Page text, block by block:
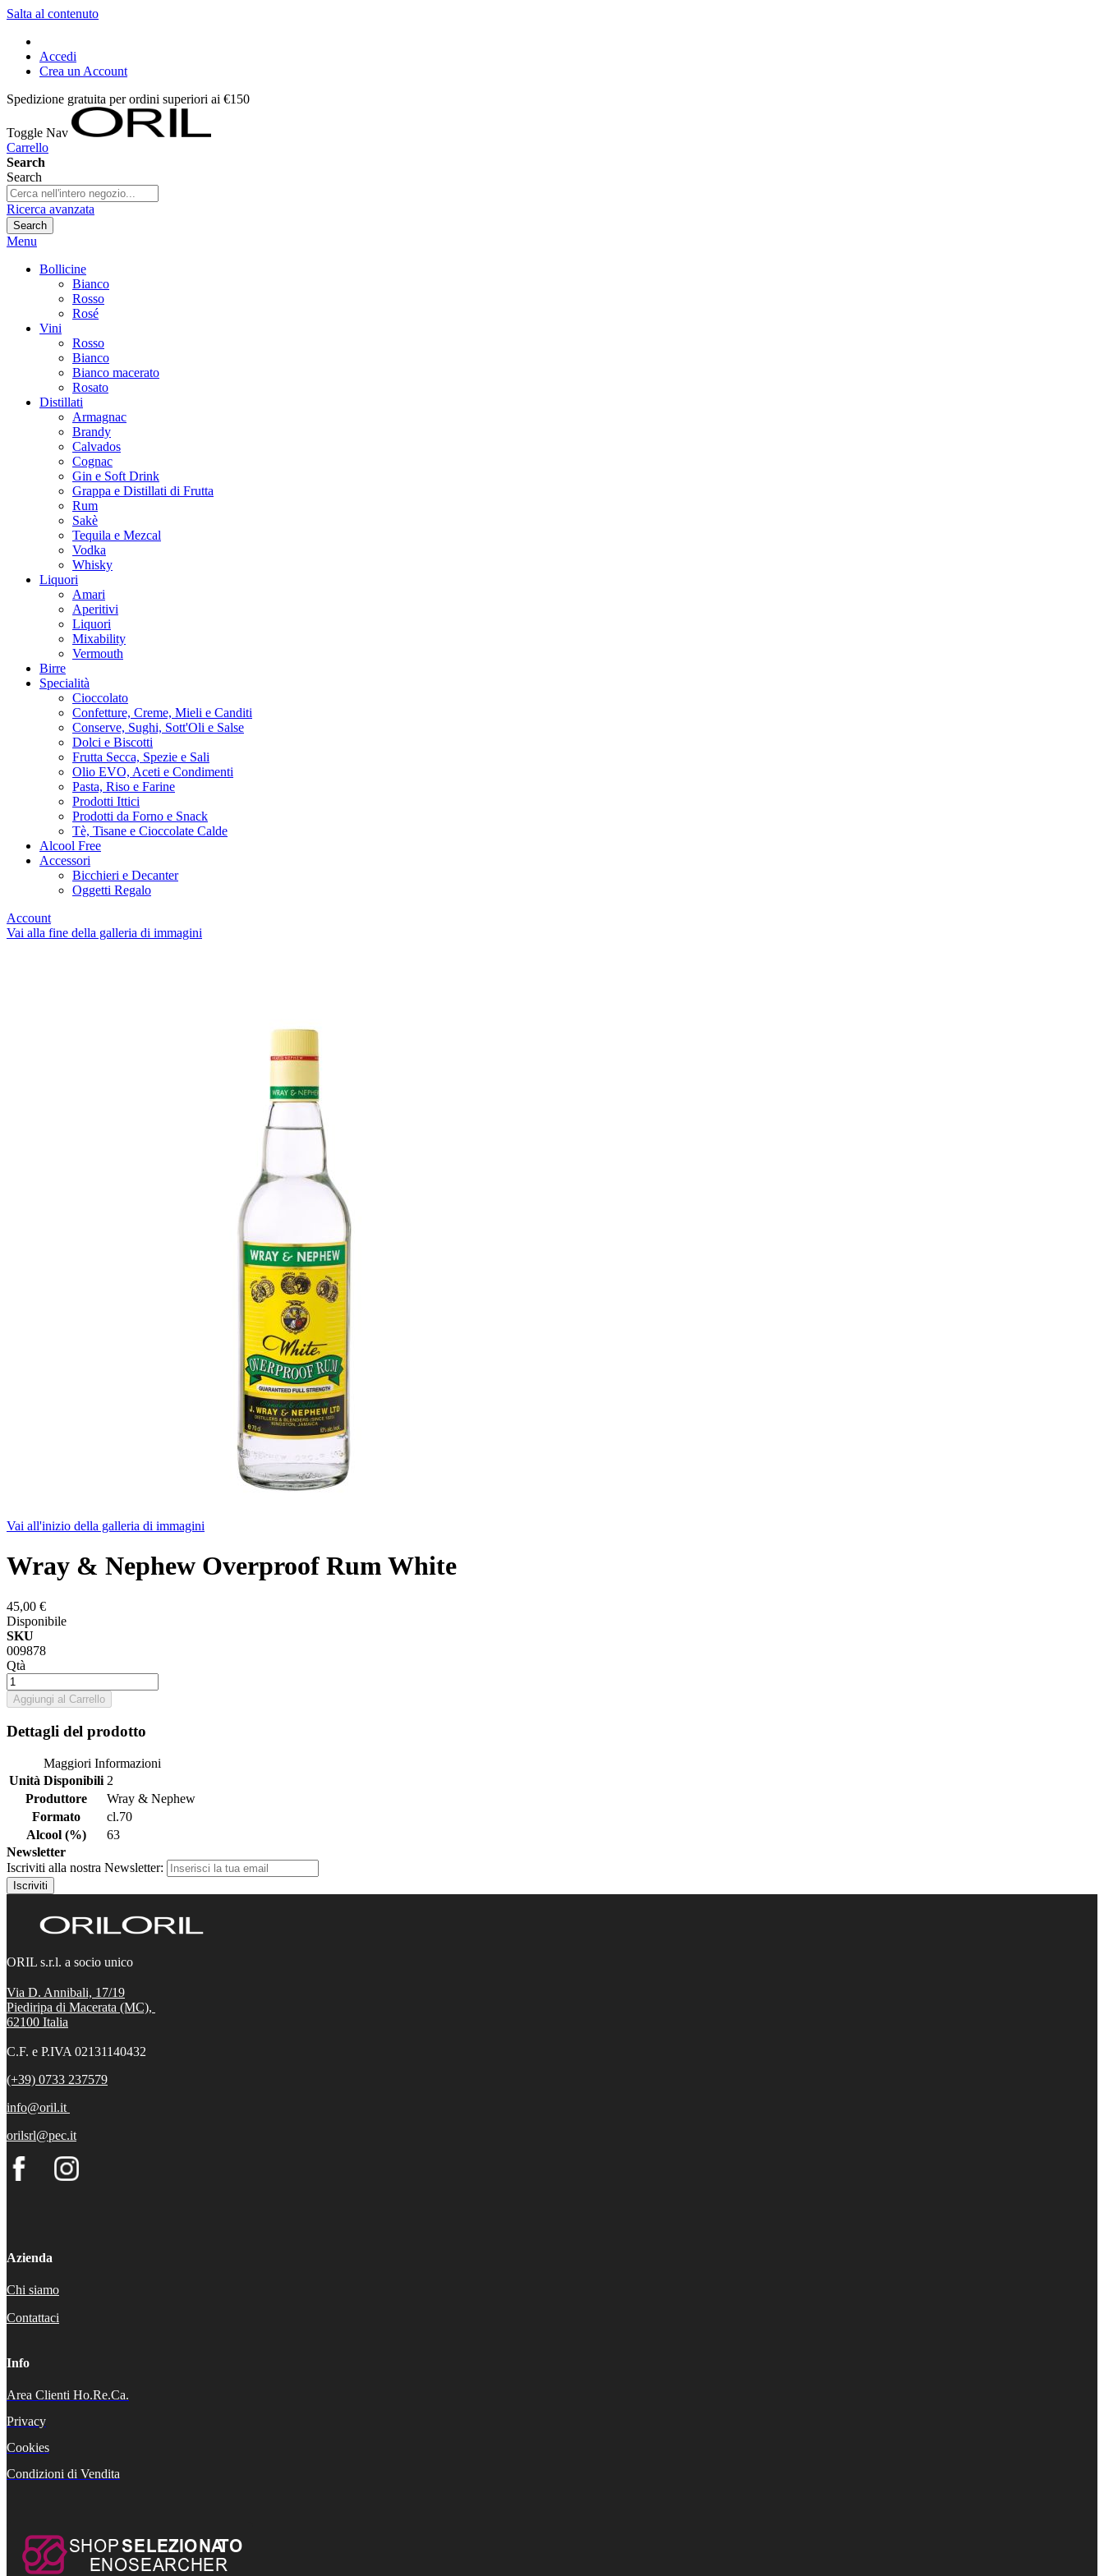
Salta al contenuto
Accedi
Crea un Account
Spedizione gratuita per ordini superiori ai €150
Toggle Nav
Carrello
Search
Search
Ricerca avanzata
Search
Menu
Bollicine
Bianco
Rosso
Rosé
Vini
Rosso
Bianco
Bianco macerato
Rosato
Distillati
Armagnac
Brandy
Calvados
Cognac
Gin e Soft Drink
Grappa e Distillati di Frutta
Rum
Sakè
Tequila e Mezcal
Vodka
Whisky
Liquori
Amari
Aperitivi
Liquori
Mixability
Vermouth
Birre
Specialità
Cioccolato
Confetture, Creme, Mieli e Canditi
Conserve, Sughi, Sott'Oli e Salse
Dolci e Biscotti
Frutta Secca, Spezie e Sali
Olio EVO, Aceti e Condimenti
Pasta, Riso e Farine
Prodotti Ittici
Prodotti da Forno e Snack
Tè, Tisane e Cioccolate Calde
Alcool Free
Accessori
Bicchieri e Decanter
Oggetti Regalo
Account
Vai alla fine della galleria di immagini
Vai all'inizio della galleria di immagini
Wray & Nephew Overproof Rum White
45,00 €
Disponibile
SKU
009878
Qtà
Aggiungi al Carrello
Dettagli del prodotto
Maggiori Informazioni
Unità Disponibili 2
Produttore
Wray & Nephew
Formato
cl.70
Alcool (%)
63
Newsletter
Iscriviti alla nostra Newsletter:
Iscriviti
ORIL s.r.l. a socio unico
Via D. Annibali, 17/19
Piediripa di Macerata (MC),
62100 Italia
C.F. e P.IVA 02131140432
(+39) 0733 237579
info@oril.it
orilsrl@pec.it
Azienda
Chi siamo
Contattaci
Info
Area Clienti Ho.Re.Ca.
Privacy
Cookies
Condizioni di Vendita